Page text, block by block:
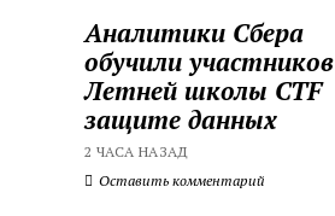
Аналитики Сбера
обучили участников
Летней школы CTF
защите данных
2 ЧАСА НАЗАД
Оставить комментарий